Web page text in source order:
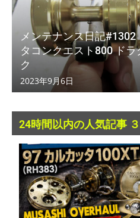
メンテナンス日記
タコンクエスト800 ド
ク
2023年9月6日
24時間以内の人気記事 ３